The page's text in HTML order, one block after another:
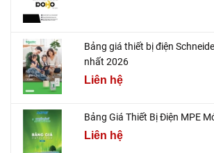
Bảng giá thiết bị điện
nhất 2026
Liên hệ
Bảng Giá Thiết Bị Điện MPE
Liên hệ